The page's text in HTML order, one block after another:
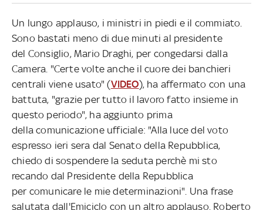
Un lungo applauso, i ministri in piedi e il commiato.
Sono bastati meno di due minuti al presidente
del Consiglio, Mario Draghi, per congedarsi dalla
Camera. "Certe volte anche il cuore dei banchieri
centrali viene usato" (VIDEO), ha affermato con una
battuta, "grazie per tutto il lavoro fatto insieme in
questo periodo", ha aggiunto prima
della comunicazione ufficiale: "Alla luce del voto
espresso ieri sera dal Senato della Repubblica,
chiedo di sospendere la seduta perchè mi sto
recando dal Presidente della Repubblica
per comunicare le mie determinazioni". Una frase
salutata dall'Emiciclo con un altro applauso. Roberto